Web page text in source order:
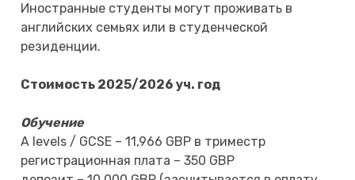
Иностранные студенты могут проживать в
английских семьях или в студенческой
резиденции.
Стоимость 2025/2026 уч. год
Обучение
A levels / GCSE – 11,966 GBP в триместр
регистрационная плата – 350 GBP